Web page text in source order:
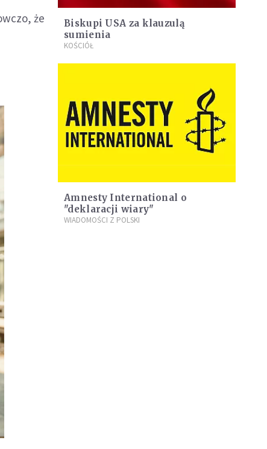
że
Biskupi USA za klauzulą
sumienia
KOŚCIÓŁ
Amnesty International o
"deklaracji wiary"
WIADOMOŚCI Z POLSKI